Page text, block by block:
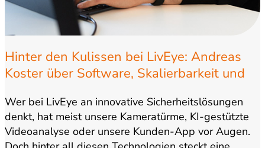
Hinter den Kulissen bei LivEye: Andreas
Koster über Software, Skalierbarkeit und
Wer bei LivEye an innovative Sicherheitslösungen
denkt, hat meist unsere Kameratürme, KI-gestützte
Videoanalyse oder unsere Kunden-App vor Augen.